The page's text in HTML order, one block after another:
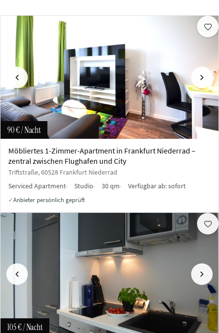
Vorherige
90 €/ Nacht
Möbliertes 1-Zimmer-Apartment in Frankfurt Niederrad –
zentral zwischen Flughafen und City
Triftstraße, 60528 Frankfurt Niederrad
Serviced Apartment
Studio 30 qm Verfügbar ab:sofort
✓Anbieter persönlich geprüft
Vorherige
105 €/ Nacht